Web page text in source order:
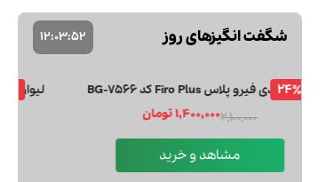
شگفت انگیزهای روز 12:03:51
24٪
کراس بادی فیرو پلاس Firo Plus کد BG-7566
2,100,0001,400,000 تومان
مشاهد و خرید